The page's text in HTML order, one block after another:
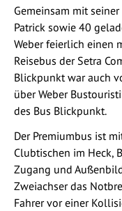
Gemeinsam mit
Patrick sowie 40
Weber feierlich einen
Reisebus der Setra
Blickpunkt war auch
über Weber
des Bus Blickpunkt.
Der Premiumbus ist
Clubtischen im Heck,
Zugang und
Zweiachser das
Fahrer vor einer